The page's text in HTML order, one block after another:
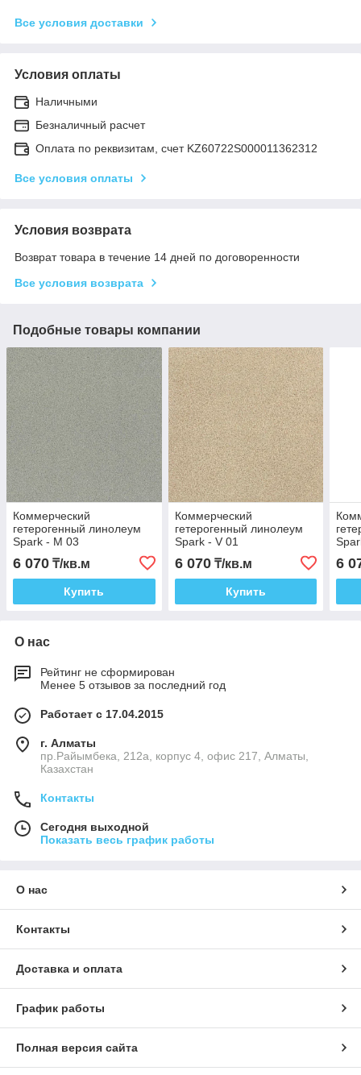
Все условия доставки
Условия оплаты
Наличными
Безналичный расчет
Оплата по реквизитам, счет KZ60722S000011362312
Все условия оплаты
Условия возврата
Возврат товара в течение 14 дней по договоренности
Все условия возврата
Подобные товары компании
Коммерческий
гетерогенный линолеум
Spark - M 03
6 070 ₸/кв.м
Купить
Коммерческий
гетерогенный линолеум
Spark - V 01
6 070₸/кв.м
Купить
6
О нас
Рейтинг не сформирован
Менее 5 отзывов за последний год
Работает с 17.04.2015
г. Алматы
пр.Райымбека, 212а, корпус 4, офис 217, Алматы,
Казахстан
Контакты
Сегодня выходной
Показать весь график работы
О нас
Контакты
Доставка и оплата
График работы
Полная версия сайта